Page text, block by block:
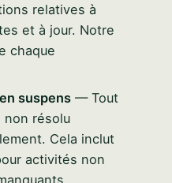
relatives à
et à jour. Notre
chaque
suspens — Tout
non résolu
Cela inclut
activités non